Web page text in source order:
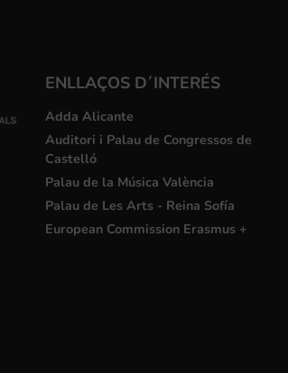
ENLLAÇOS D´INTERÉS
Adda Alicante
Auditori i Palau de Congressos de
Castelló
Palau de la Música València
Palau de Les Arts - Reina Sofía
European Commission Erasmus +